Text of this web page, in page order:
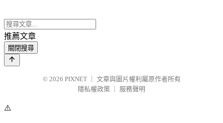
推薦文章
關閉搜尋
© 2026 PIXNET
文章與圖片權利屬原作者所有
隱私權政策
服務聲明
⚠️